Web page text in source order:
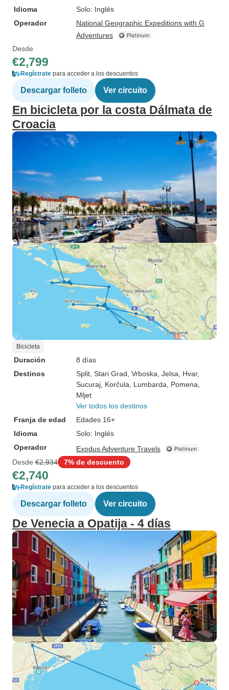
Idioma
Solo: Inglés
Operador
National Geographic Expeditions with G
Adventures
Desde
€2,799
Regístrate para acceder a los descuentos
Descargar folleto Ver circuito
En bicicleta por la costa Dálmata de
Croacia
Bicicleta
Duración
8 días
Destinos
Split , Stari Grad , Vrboska , Jelsa , Hvar,
Sucuraj , Korčula , Lumbarda , Pomena
Mljet
Ver todos los destinos
Franja de edad
Edades 16+
Idioma
Solo: Inglés
Operador
Exodus Adventure Travels
Desde €2,934 7% de descuento
€2,740
Regístrate para acceder a los descuentos
Descargar folleto Ver circuito
De Venecia a Opatija - 4 días